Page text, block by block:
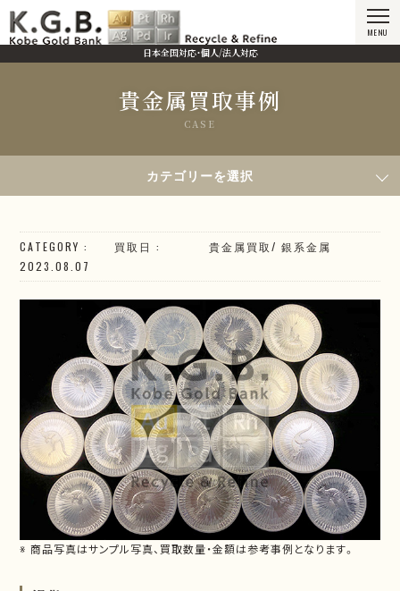
日本全国対応・個人/法人対応
MENU
貴金属買取事例
CASE
2023年8月7日買取／銀貨
カテゴリーを選択
CATEGORY 貴金属買取/ 銀系金属
買取日
2023.08.07
※ 商品写真はサンプル写真、買取数量・金額は参考事例となります。